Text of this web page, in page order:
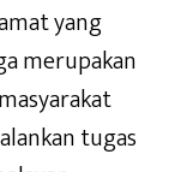
yang
merupakan
tugas